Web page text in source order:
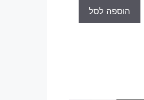
o
5
היה:
100.00 ₪.
הוספה לסל